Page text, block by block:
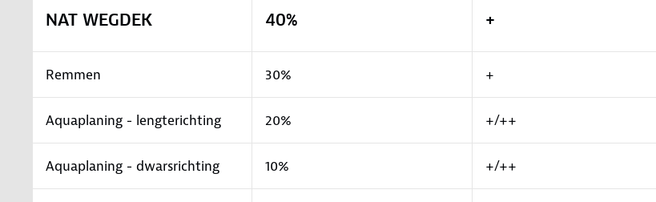
NAT WEGDEK 40% +
Remmen 30% +
Aquaplaning - lengterichting 20% +/++
Aquaplaning - dwarsrichting 10% +/++